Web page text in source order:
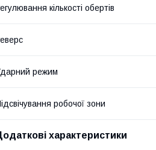
кількості обертів
режим
робочої зони
характеристики